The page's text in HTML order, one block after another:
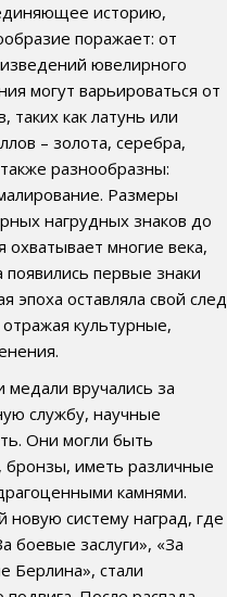
историю,
поражает: от
ювелирного
могут варьироваться от
таких как латунь или
– золота, серебра,
разнообразны:
Размеры
нагрудных знаков до
многие века,
первые знаки
оставляла свой след
культурные,
вручались за
службу, научные
Они могли быть
бронзы, иметь различные
камнями.
новую систему наград, где
боевые заслуги», «За
Берлина», стали